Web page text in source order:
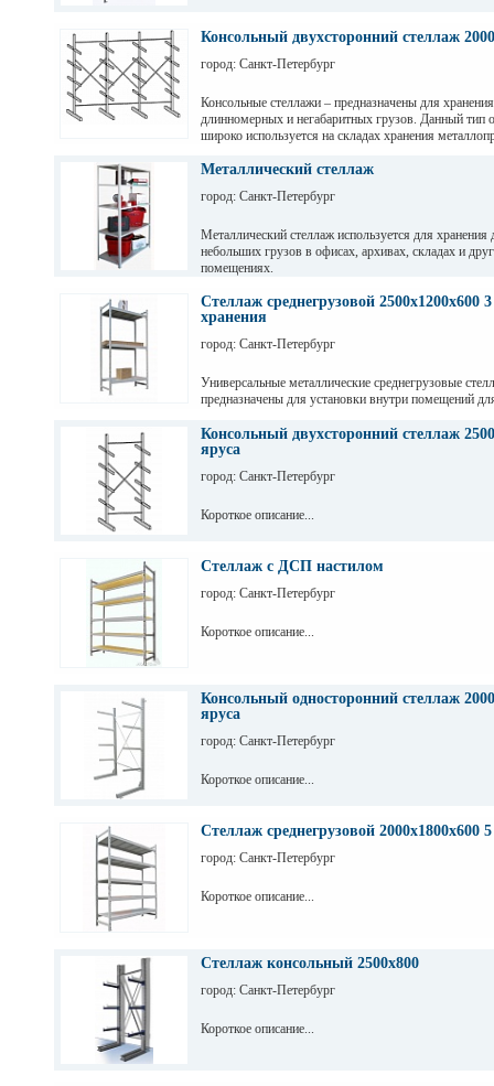
зависимости от длины. Полочные стеллажи состоят
краской. Уровни хранения могут регулировать по
Консольный двухсторонний стеллаж
город: Санкт-Петербург
Консольные стеллажи – предназначены для хранения
длинномерных и негабаритных грузов. Данный тип
широко используется на складах хранения
Металлический стеллаж
город: Санкт-Петербург
Металлический стеллаж используется для хранения
небольших грузов в офисах, архивах, складах и
помещениях.
Стеллаж среднегрузовой 2500х1200х600
хранения
город: Санкт-Петербург
Универсальные металлические среднегрузовые
предназначены для установки внутри помещений
промышленных предприятиях.
Консольный двухсторонний стеллаж
яруса
город: Санкт-Петербург
Короткое описание...
Стеллаж с ДСП настилом
город: Санкт-Петербург
Короткое описание...
Консольный односторонний стеллаж
яруса
город: Санкт-Петербург
Короткое описание...
Стеллаж среднегрузовой 2000х1800х600
город: Санкт-Петербург
Короткое описание...
Стеллаж консольный 2500х800
город: Санкт-Петербург
Короткое описание...